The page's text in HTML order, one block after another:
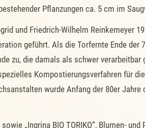
Pflanzungen ca. 5 cm im
und Friedrich-Wilhelm Reinkemeyer
geführt. Als die Torfernte Ende der
zu, die damals als schwer
Kompostierungsverfahren für
wurde Anfang der 80er Jahre
„Ingrina BIO TORIKO“, Blumen-